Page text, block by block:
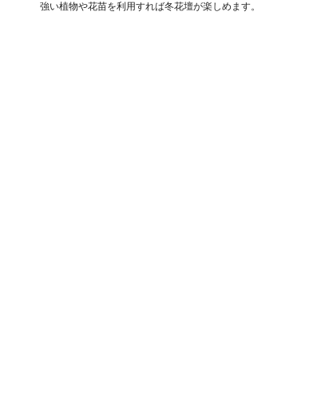
強い植物や花苗を利用すれば冬花壇が楽しめます。